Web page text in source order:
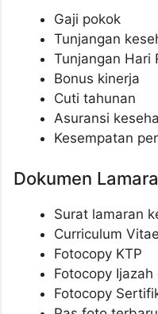
Gaji pokok
Tunjangan
Tunjangan Hari
Bonus kinerja
Cuti tahunan
Asuransi
Kesempatan
Dokumen
Surat lamaran
Curriculum
Fotocopy KTP
Fotocopy
Fotocopy